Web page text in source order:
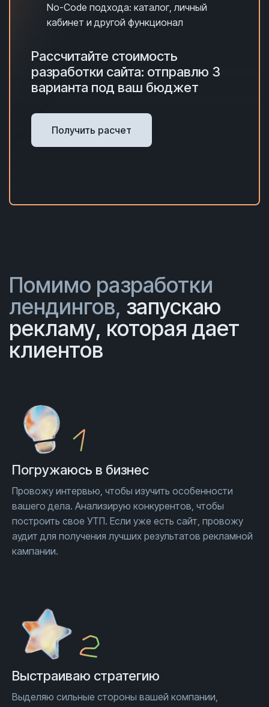
No-Code подхода: каталог, личный
кабинет и другой функционал
Рассчитайте стоимость
разработки сайта: отправлю 3
варианта под ваш бюджет
Получить расчет
Помимо разработки
лендингов, запускаю
рекламу, которая дает
клиентов
Погружаюсь в бизнес
Провожу интервью, чтобы изучить особенности
вашего дела. Анализирую конкурентов, чтобы
построить свое УТП. Если уже есть сайт, провожу
аудит для получения лучших результатов рекламной
кампании.
Выстраиваю стратегию
Выделяю сильные стороны вашей компании,